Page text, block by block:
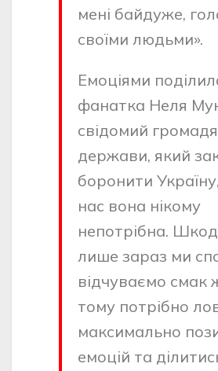
мені байдуже,
своїми людьми».
Емоціями
фанатка Неля
свідомий
держави, який
боронити
нас вона нікому
непотрібна.
лише зараз ми
відчуваємо смак
тому потрібно
максимально
емоцій та